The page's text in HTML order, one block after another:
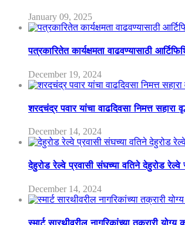
January 09, 2025
पत्रकारितेत कार्यक्षमता वाढवण्यासाठी
December 19, 2024
शरदचंद्र पवार यांचा वाढदिवसा निमत्त सहारा
December 14, 2024
देहुरोड रेल्वे प्रवासी संघच्या वतिने देहुरोड
December 14, 2024